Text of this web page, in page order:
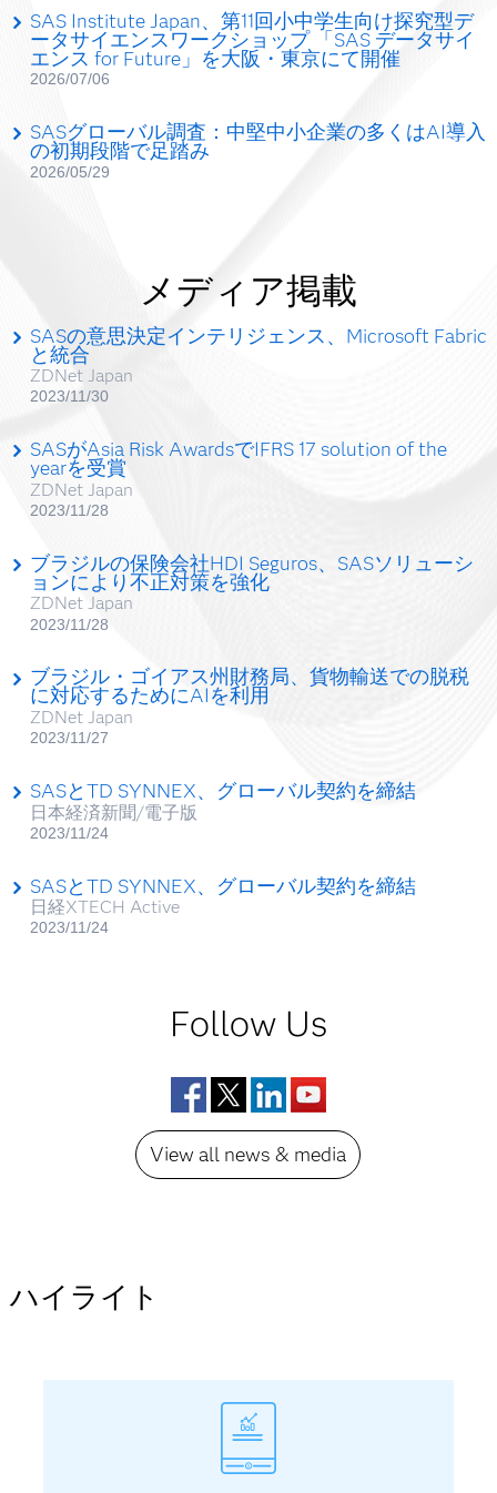
SAS Institute Japan、第11回小中学生向け探究型デ
ータサイエンスワークショップ 「SAS データサイ
エンス for Future」を大阪・東京にて開催
2026/07/06
SASグローバル調査：中堅中小企業の多くはAI導入
の初期段階で足踏み
2026/05/29
メディア掲載
SASの意思決定インテリジェンス、Microsoft Fabric
と統合
ZDNet Japan
2023/11/30
SASがAsia Risk AwardsでIFRS 17 solution of the
yearを受賞
ZDNet Japan
2023/11/28
ブラジルの保険会社HDI Seguros、SASソリューシ
ョンにより不正対策を強化
ZDNet Japan
2023/11/28
ブラジル・ゴイアス州財務局、貨物輸送での脱税
に対応するためにAIを利用
ZDNet Japan
2023/11/27
SASとTD SYNNEX、グローバル契約を締結
日本経済新聞/電子版
2023/11/24
SASとTD SYNNEX、グローバル契約を締結
日経XTECH Active
2023/11/24
Follow Us
YouTube
View all news & media
ハイライト